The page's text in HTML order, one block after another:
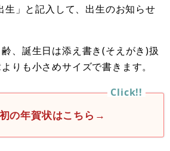
生」と記入して、出生のお知らせ
、誕生日は添え書き(そえがき)扱
りも小さめサイズで書きます。
の年賀状はこちら→